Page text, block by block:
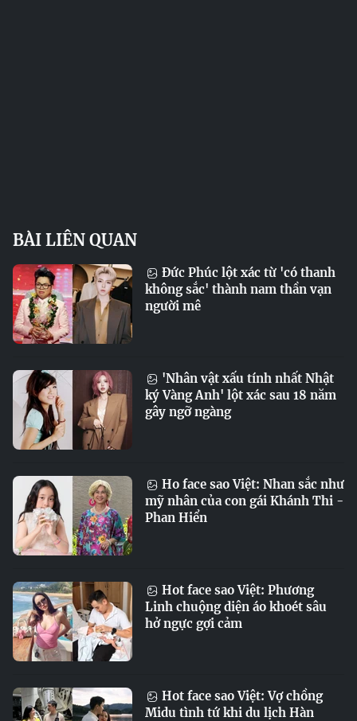
BÀI LIÊN QUAN
Đức Phúc lột xác từ 'có thanh
không sắc' thành nam thần vạn
người mê
'Nhân vật xấu tính nhất Nhật
ký Vàng Anh' lột xác sau 18 năm
gây ngỡ ngàng
Ho face sao Việt: Nhan sắc như
mỹ nhân của con gái Khánh Thi -
Phan Hiển
Hot face sao Việt: Phương
Linh chuộng diện áo khoét sâu
hở ngực gợi cảm
Hot face sao Việt: Vợ chồng
Midu tình tứ khi du lịch Hàn